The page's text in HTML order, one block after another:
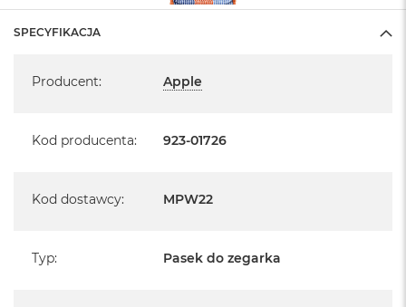
SPECYFIKACJA
Producent: Apple
Kod producenta: 923-01726
Kod dostawcy: MPW22
Typ: Pasek do zegarka